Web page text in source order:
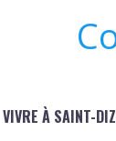
VIVRE À SAINT-